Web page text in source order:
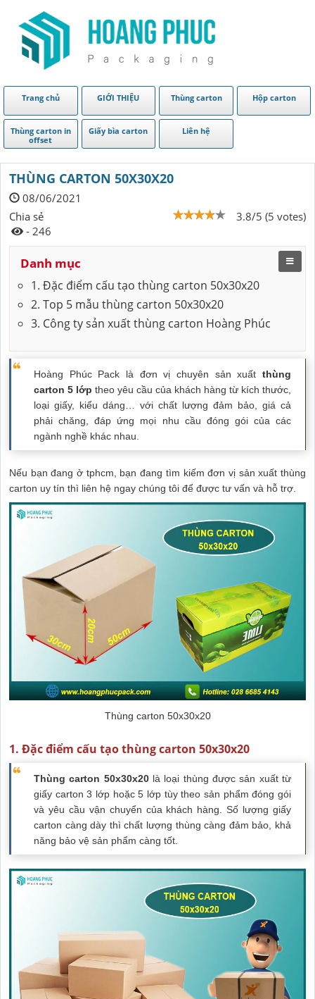
Trang chủ GIỚI THIỆU Thùng carton Hộp carton
Thùng carton in
offset
Giấy bìa carton Liên hệ
THÙNG CARTON 50X30X20
08/06/2021
3.8/5 (5 votes)
Chia sẻ
- 246
Danh mục
1. Đặc điểm cấu tạo thùng carton 50x30x20
2. Top 5 mẫu thùng carton 50x30x20
3. Công ty sản xuất thùng carton Hoàng Phúc
Hoàng Phúc Pack là đơn vị chuyên sản xuất thùng
carton 5 lớp theo yêu cầu của khách hàng từ kích thước,
loại giấy, kiểu dáng… với chất lượng đảm bảo, giá cả
phải chăng, đáp ứng mọi nhu cầu đóng gói của các
ngành nghề khác nhau.
Nếu bạn đang ở tphcm, bạn đang tìm kiếm đơn vị sản xuất thùng
carton uy tín thì liên hệ ngay chúng tôi để được tư vấn và hỗ trợ.
Thùng carton 50x30x20
1. Đặc điểm cấu tạo thùng carton 50x30x20
Thùng carton 50x30x20là loại thùng được sản xuất từ
giấy carton 3 lớp hoặc 5 lớp tùy theo sản phẩm đóng gói
và yêu cầu vận chuyển của khách hàng. Số lượng giấy
carton càng dày thì chất lượng thùng càng đảm bảo, khả
năng bảo vệ sản phẩm càng tốt.